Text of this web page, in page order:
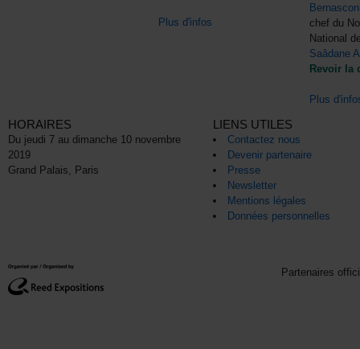
Plus d'infos
chef du
National
Saâdane
Revoir la
Plus
HORAIRES
Du jeudi 7 au dimanche 10 novembre
2019
Grand Palais, Paris
LIENS UTILES
Contactez nous
Devenir partenaire
Presse
Newsletter
Mentions légales
Données personnelles
Partenaires